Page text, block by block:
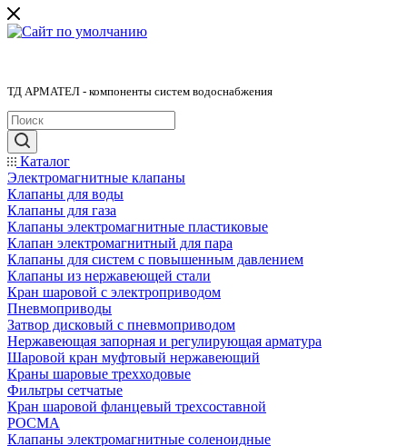
ТД АРМАТЕЛ - компоненты систем водоснабжения
Каталог
Электромагнитные клапаны
Клапаны для воды
Клапаны для газа
Клапаны электромагнитные пластиковые
Клапан электромагнитный для пара
Клапаны для систем с повышенным давлением
Клапаны из нержавеющей стали
Кран шаровой с электроприводом
Пневмоприводы
Затвор дисковый с пневмоприводом
Нержавеющая запорная и регулирующая арматура
Шаровой кран муфтовый нержавеющий
Краны шаровые трехходовые
Фильтры сетчатые
Кран шаровой фланцевый трехсоставной
РОСМА
Клапаны электромагнитные соленоидные